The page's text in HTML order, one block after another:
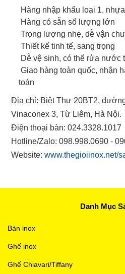
Hàng nhập khẩu loại 1,
Hàng có sẵn số lượng lớn
Trọng lượng nhẹ, dễ vận
Thiết kế tinh tế, sang trọng
Dễ vệ sinh, có thể rửa nước
Giao hàng toàn quốc, nhận
toán
Địa chỉ: Biệt Thự 20BT2,
Vinaconex 3, Từ Liêm, Hà Nội.
Điện thoại bàn: 024.3328.1017
Hotline/Zalo: 098.998.0690 -
Website:www.thegioiinox.net/
Danh Mục
Bàn inox
Ghế inox
Ghế Chiavari/Tiffany